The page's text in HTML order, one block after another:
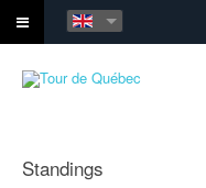
Standings